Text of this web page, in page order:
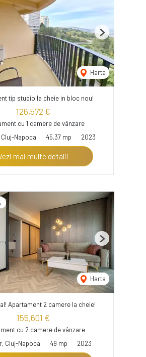
Harta
Next
tip studio la cheie in bloc nou!
126,572 €
cu 1 camere de vânzare
Napoca
45.37 mp 2023
mai multe detalii
Harta
Next
Apartament 2 camere la cheie!
155,601 €
cu 2 camere de vânzare
Cluj-Napoca
49 mp 2023